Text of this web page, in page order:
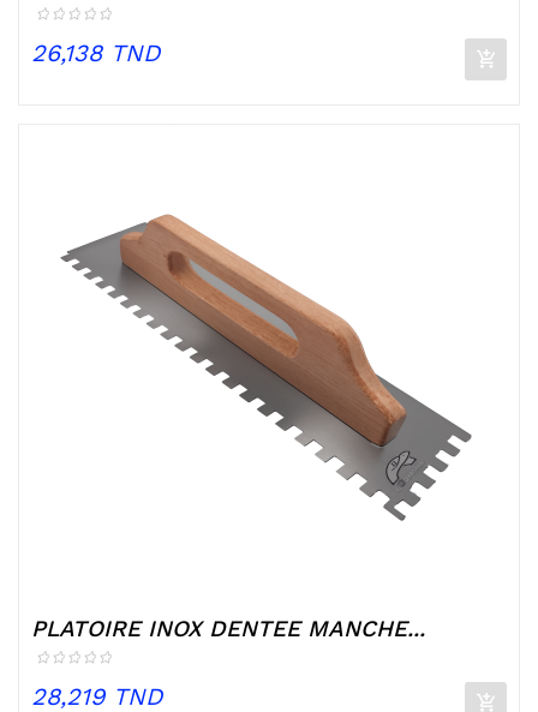
Prix
26,138 TND
PLATOIRE INOX DENTEE MANCHE...
Prix
28,219 TND